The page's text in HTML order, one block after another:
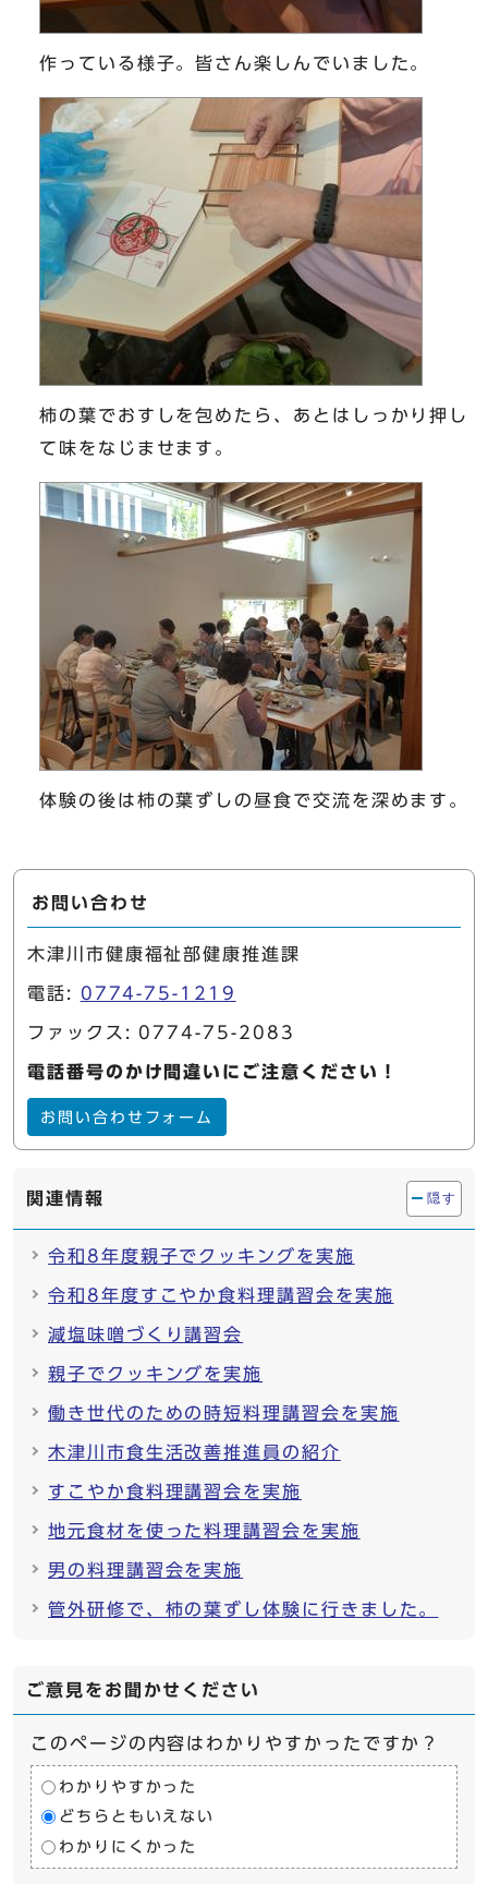
作っている様子。皆さん楽しんでいました。
柿の葉でおすしを包めたら、あとはしっかり押し
て味をなじませます。
体験の後は柿の葉ずしの昼食で交流を深めます。
お問い合わせ
木津川市健康福祉部健康推進課
電話: 0774-75-1219
ファックス: 0774-75-2083
電話番号のかけ間違いにご注意ください！
お問い合わせフォーム
関連情報 隠す
令和8年度親子でクッキングを実施
令和8年度すこやか食料理講習会を実施
減塩味噌づくり講習会
親子でクッキングを実施
働き世代のための時短料理講習会を実施
木津川市食生活改善推進員の紹介
すこやか食料理講習会を実施
地元食材を使った料理講習会を実施
男の料理講習会を実施
管外研修で、柿の葉ずし体験に行きました。
ご意見をお聞かせください
このページの内容はわかりやすかったですか？
わかりやすかった
どちらともいえない
わかりにくかった